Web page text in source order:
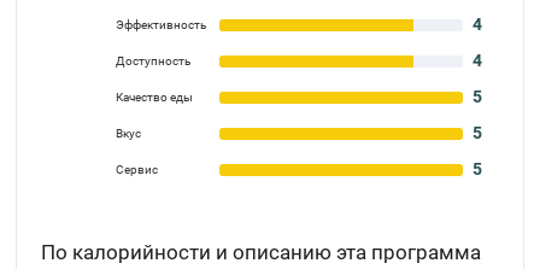
Эффективность 4
Доступность 4
Качество еды 5
Вкус 5
Сервис 5
По калорийности и описанию эта программа